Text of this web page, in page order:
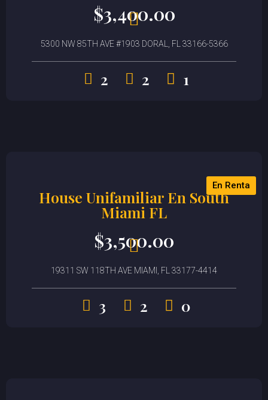
$3,400.00
5300 NW 85TH AVE #1903 DORAL, FL 33166-5366
2 2 1
En Renta
House Unifamiliar En South
Miami FL
$3,500.00
19311 SW 118TH AVE MIAMI, FL 33177-4414
3 2 0